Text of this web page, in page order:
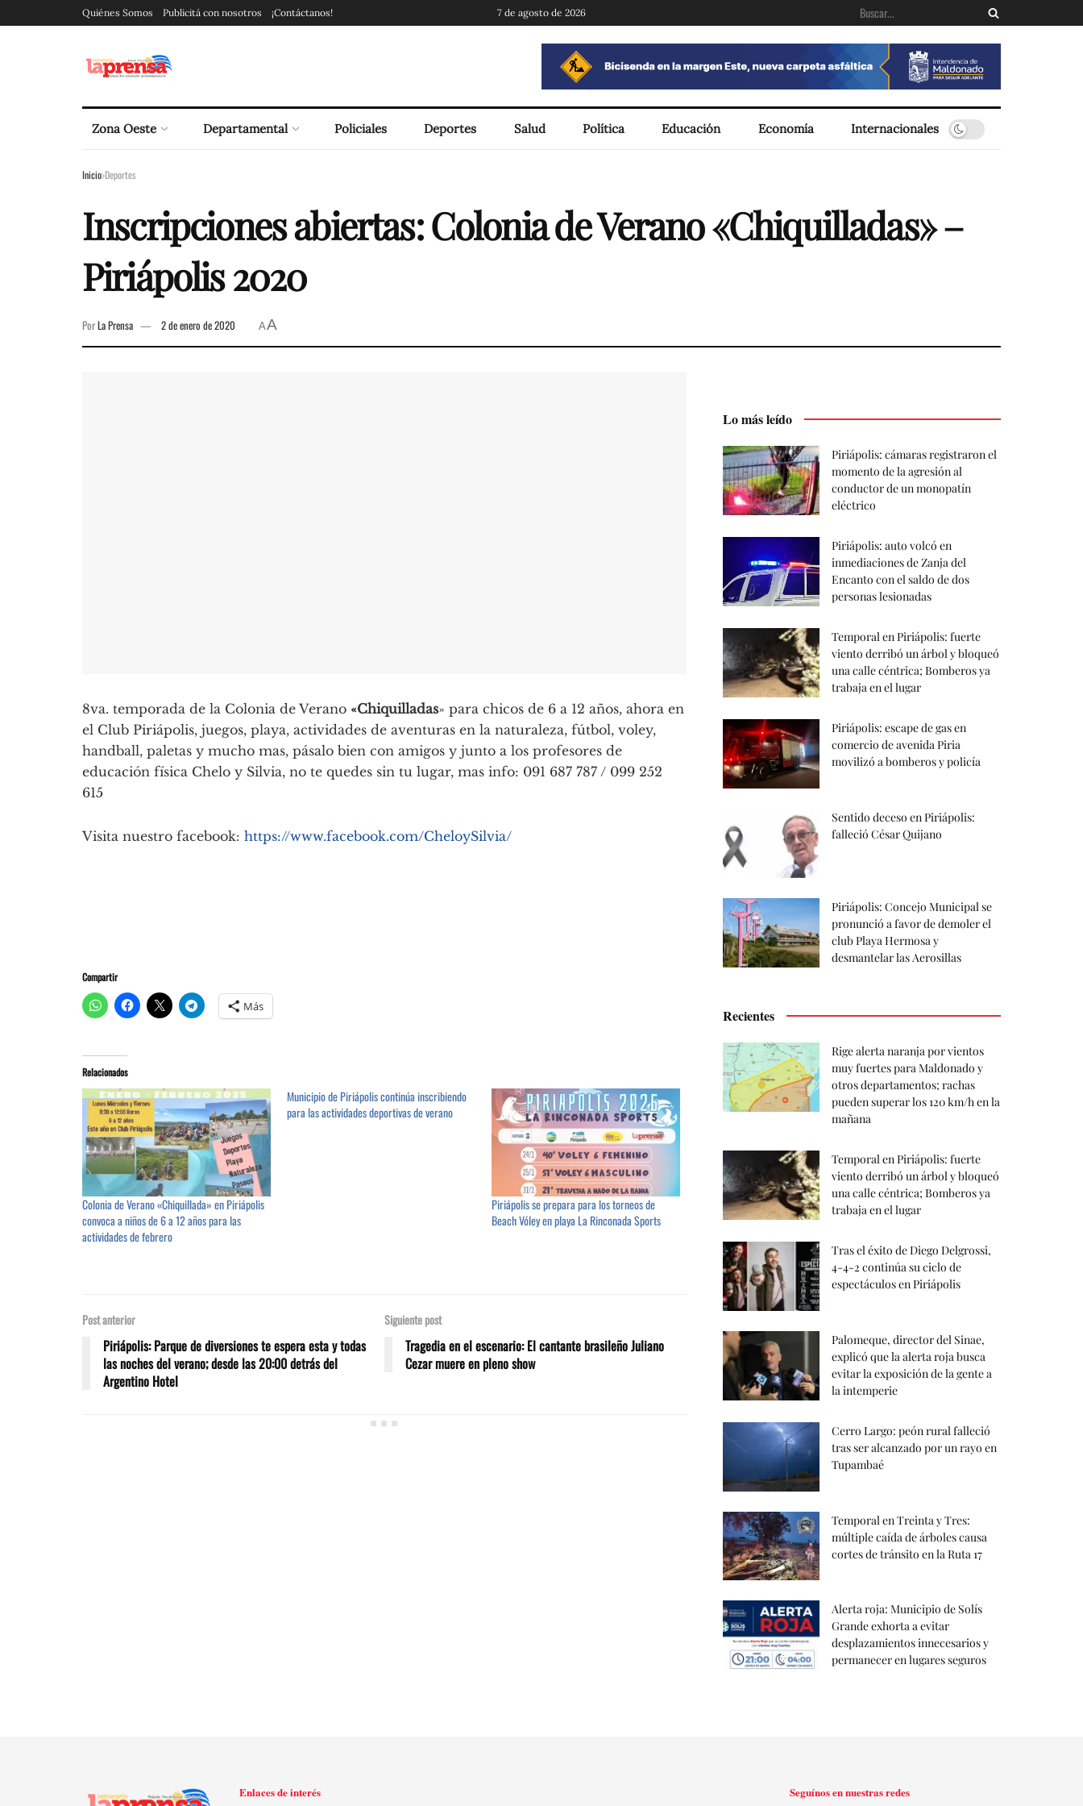
Quiénes Somos Publicitá con nosotros ¡Contáctanos! 7 de agosto de 2026
Zona Oeste Departamental Policiales Deportes Salud Política Educación Economía Internacionales
Inicio Deportes
Inscripciones abiertas: Colonia de Verano «Chiquilladas» –
Piriápolis 2020
PorLa Prensa 2 de enero de 2020 AA
8va. temporada de la Colonia de Verano «Chiquilladas» para chicos de 6 a 12 años, ahora en
el Club Piriápolis, juegos, playa, actividades de aventuras en la naturaleza, fútbol, voley,
handball, paletas y mucho mas, pásalo bien con amigos y junto a los profesores de
educación física Chelo y Silvia, no te quedes sin tu lugar, mas info: 091 687 787 / 099 252
615
Visita nuestro facebook: https://www.facebook.com/CheloySilvia/
Compartir
Más
Relacionados
Colonia de Verano «Chiquillada» en Piriápolis
convoca a niños de 6 a 12 años para las
actividades de febrero
Municipio de Piriápolis continúa inscribiendo
para las actividades deportivas de verano
Piriápolis se prepara para los torneos de
Beach Vóley en playa La Rinconada Sports
Post anterior
Piriápolis: Parque de diversiones te espera esta y todas
las noches del verano; desde las 20:00 detrás del
Argentino Hotel
Siguiente post
Tragedia en el escenario: El cantante brasileño Juliano
Cezar muere en pleno show
Lo más leído
Piriápolis: cámaras registraron el
momento de la agresión al
conductor de un monopatín
eléctrico
Piriápolis: auto volcó en
inmediaciones de Zanja del
Encanto con el saldo de dos
personas lesionadas
Temporal en Piriápolis: fuerte
viento derribó un árbol y bloqueó
una calle céntrica; Bomberos ya
trabaja en el lugar
Piriápolis: escape de gas en
comercio de avenida Piria
movilizó a bomberos y policía
Sentido deceso en Piriápolis:
falleció César Quijano
Piriápolis: Concejo Municipal se
pronunció a favor de demoler el
club Playa Hermosa y
desmantelar las Aerosillas
Recientes
Rige alerta naranja por vientos
muy fuertes para Maldonado y
otros departamentos; rachas
pueden superar los 120 km/h en la
mañana
Temporal en Piriápolis: fuerte
viento derribó un árbol y bloqueó
una calle céntrica; Bomberos ya
trabaja en el lugar
Tras el éxito de Diego Delgrossi,
4-4-2 continúa su ciclo de
espectáculos en Piriápolis
Palomeque, director del Sinae,
explicó que la alerta roja busca
evitar la exposición de la gente a
la intemperie
Cerro Largo: peón rural falleció
tras ser alcanzado por un rayo en
Tupambaé
Temporal en Treinta y Tres:
múltiple caída de árboles causa
cortes de tránsito en la Ruta 17
Alerta roja: Municipio de Solís
Grande exhorta a evitar
desplazamientos innecesarios y
permanecer en lugares seguros
Enlaces de interés Seguínos en nuestras redes